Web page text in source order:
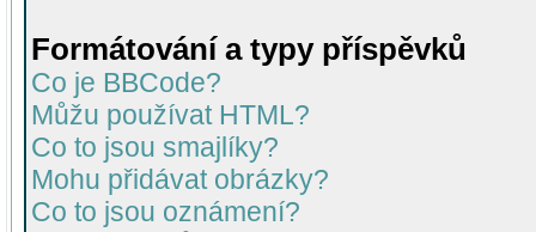
Formátování a typy příspěvků
Co je BBCode?
Můžu používat HTML?
Co to jsou smajlíky?
Mohu přidávat obrázky?
Co to jsou oznámení?